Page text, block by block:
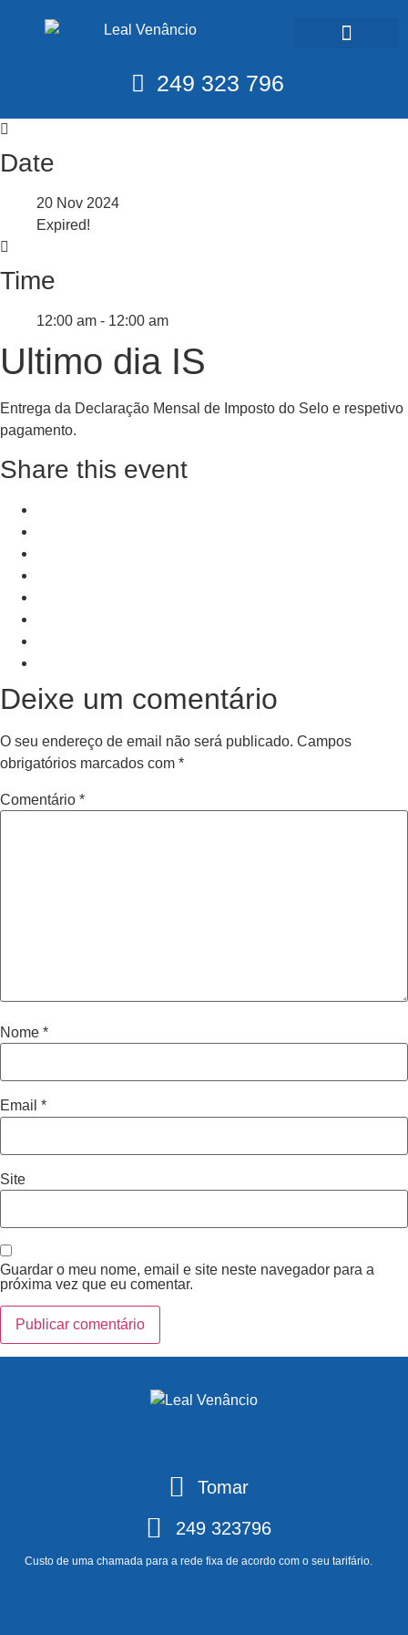
249 323 796
Date
20 Nov 2024
Expired!
Time
12:00 am - 12:00 am
Ultimo dia IS
Entrega da Declaração Mensal de Imposto do Selo e respetivo
pagamento.
Share this event
Deixe um comentário
O seu endereço de email não será publicado. Campos
obrigatórios marcados com *
Comentário *
Nome *
Email *
Site
Guardar o meu nome, email e site neste navegador para a
próxima vez que eu comentar.
Tomar
249 323796
Custo de uma chamada para a rede fixa de acordo com o seu tarifário.